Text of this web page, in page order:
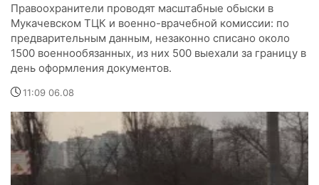
Правоохранители проводят масштабные обыски в
Мукачевском ТЦК и военно-врачебной комиссии: по
предварительным данным, незаконно списано около
1500 военнообязанных, из них 500 выехали за границу в
день оформления документов.
11:09 06.08